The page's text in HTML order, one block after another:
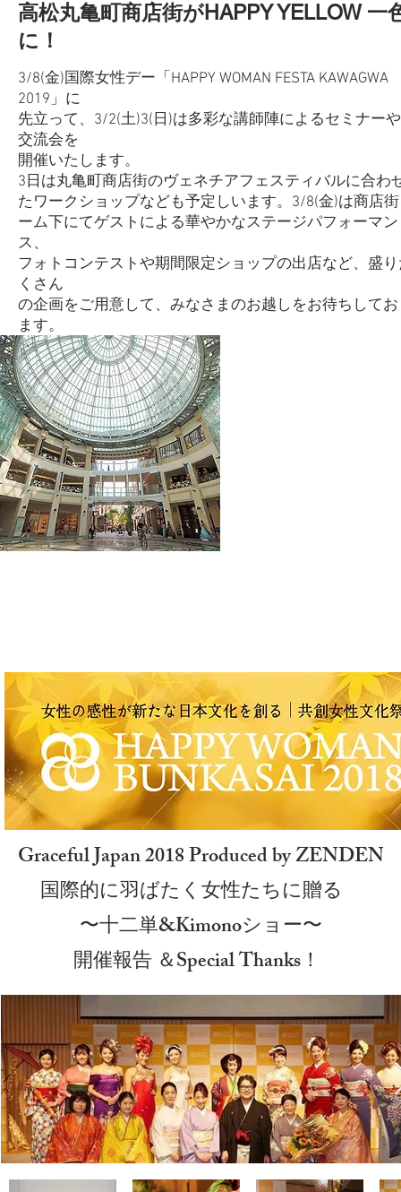
高松丸亀町商店街がHAPPY YELLOW 一
に！
3/8(金)国際女性デー「HAPPY WOMAN FESTA KAWAGWA
2019」に
先立って、3/2(土)3(日)は多彩な講師陣によるセミナーや
交流会を
開催いたします。
3日は丸亀町商店街のヴェネチアフェスティバルに合わ
たワークショップなども予定しいます。3/8(金)は商店街
ーム下にてゲストによる華やかなステージパフォーマン
ス、
フォトコンテストや期間限定ショップの出店など、盛
くさん
の企画をご用意して、みなさまのお越しをお待ちして
ます。
Graceful Japan 2018 Produced by ZENDEN
国際的に羽ばたく女性たちに贈る
〜十二単&Kimonoショー〜
開催報告 ＆Special Thanks！